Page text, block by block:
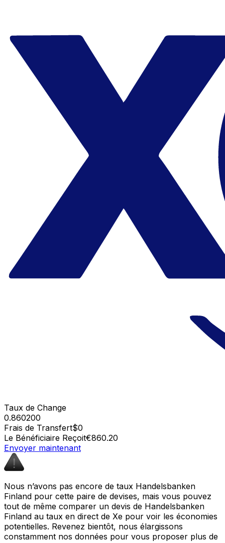
Taux de Change
0.860200
Frais de Transfert$0
Le Bénéficiaire Reçoit€860.20
Envoyer maintenant
Nous n’avons pas encore de taux Handelsbanken
Finland pour cette paire de devises, mais vous pouvez
tout de même comparer un devis de Handelsbanken
Finland au taux en direct de Xe pour voir les économies
potentielles. Revenez bientôt, nous élargissons
constamment nos données pour vous proposer plus de